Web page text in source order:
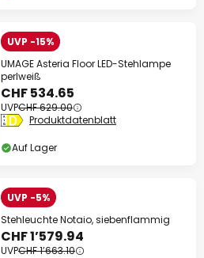
UVP -15%
UMAGE Asteria Floor LED-Stehlampe
perlweiß
CHF 534.65
UVPCHF 629.00
Produktdatenblatt
Auf Lager
UVP -5%
Stehleuchte Notaio, siebenflammig
CHF 1’579.94
UVPCHF 1’663.10